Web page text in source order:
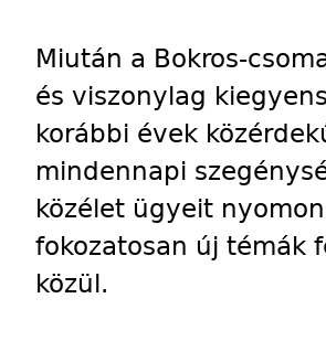
Miután a Bokros-
és viszonylag
korábbi évek
mindennapi
közélet ügyeit
fokozatosan új témák
közül.